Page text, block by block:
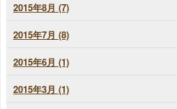
2015年8月 (7)
2015年7月 (8)
2015年6月 (1)
2015年3月 (1)